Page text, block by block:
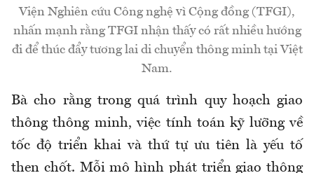
Viện Nghiên cứu Công nghệ vì Cộng đồng (TFGI),
nhấn mạnh rằng TFGI nhận thấy có rất nhiều hướng
đi để thúc đẩy tương lai di chuyển thông minh tại Việt
Nam.
Bà cho rằng trong quá trình quy hoạch giao
thông thông minh, việc tính toán kỹ lưỡng về
tốc độ triển khai và thứ tự ưu tiên là yếu tố
then chốt. Mỗi mô hình phát triển giao thông